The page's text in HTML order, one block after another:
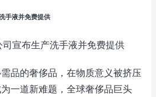
手液并免费提供
的奢侈品，在物质意义被挤压
一道新难题，全球奢侈品巨头